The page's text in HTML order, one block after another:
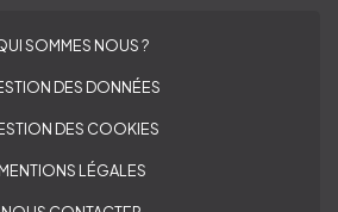
SOMMES NOUS ?
DES DONNÉES
DES COOKIES
MENTIONS LÉGALES